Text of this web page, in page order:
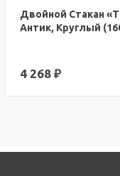
Двойной Стакан
Антик, Круглый
4 268 ₽